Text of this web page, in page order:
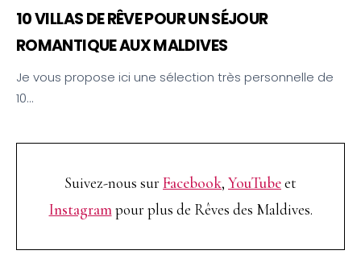
10 VILLAS DE RÊVE POUR UN SÉJOUR
ROMANTIQUE AUX MALDIVES
Je vous propose ici une sélection très personnelle de
10…
Suivez-nous surFacebook, YouTubeet
Instagrampour plus de Rêves des Maldives.